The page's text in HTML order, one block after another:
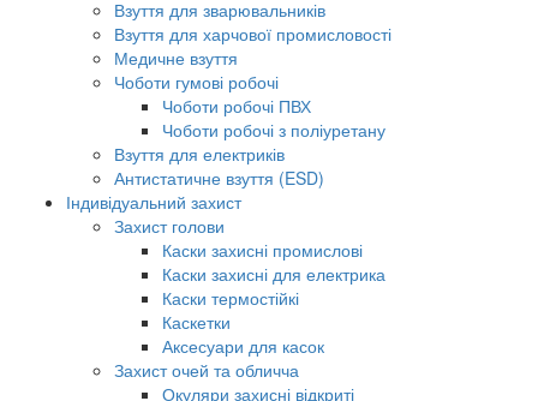
Взуття для зварювальників
Взуття для харчової промисловості
Медичне взуття
Чоботи гумові робочі
Чоботи робочі ПВХ
Чоботи робочі з поліуретану
Взуття для електриків
Антистатичне взуття (ESD)
Індивідуальний захист
Захист голови
Каски захисні промислові
Каски захисні для електрика
Каски термостійкі
Каскетки
Аксесуари для касок
Захист очей та обличча
Окуляри захисні відкриті